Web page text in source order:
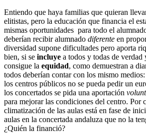
Entiendo que haya familias que quieran
elitistas, pero la educación que financia el
mismas oportunidades para todo el
deberían recibir alumnado diferente en
diversidad supone dificultades pero aporta
bien, si se incluye a todos y todas de
consigue la equidad, como demuestran a
todos deberían contar con los mismo
los centros públicos no se pueda pedir un
los concertados se pida una aportación
para mejorar las condiciones del centro. Por
climatización de las aulas está en fase de
aulas en la concertada andaluza que no la
¿Quién la financió?